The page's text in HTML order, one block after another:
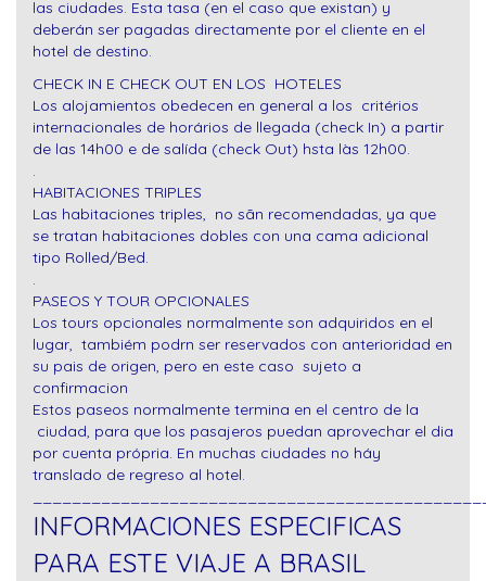
las ciudades. Esta tasa (en el caso que existan) y
deberán ser pagadas directamente por el cliente en el
hotel de destino.
CHECK IN E CHECK OUT EN LOS HOTELES
Los alojamientos obedecen en general a los critérios
internacionales de horários de llegada (check In) a partir
de las 14h00 e de salída (check Out) hsta làs 12h00.
.
HABITACIONES TRIPLES
Las habitaciones triples, no sãn recomendadas, ya que
se tratan habitaciones dobles con una cama adicional
tipo Rolled/Bed.
.
PASEOS Y TOUR OPCIONALES
Los tours opcionales normalmente son adquiridos en el
lugar, tambiém podrn ser reservados con anterioridad en
su pais de origen, pero en este caso sujeto a
confirmacion
Estos paseos normalmente termina en el centro de la
ciudad, para que los pasajeros puedan aprovechar el dia
por cuenta própria. En muchas ciudades no háy
translado de regreso al hotel.
INFORMACIONES ESPECIFICAS
PARA ESTE VIAJE A BRASIL